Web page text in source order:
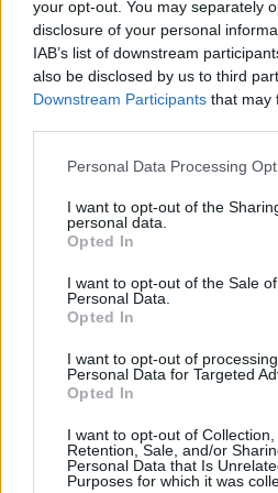
your opt-out. You may separately
disclosure of your personal
IAB’s list of downstream
also be disclosed by us to third
Downstream Participants that may
Personal Data Processing
I want to opt-out of the
personal data.
Opted In
I want to opt-out of the Sale
Personal Data.
Opted In
I want to opt-out of
Personal Data for Targeted
Opted In
I want to opt-out of Collection,
Retention, Sale, and/or
Personal Data that Is
Purposes for which it was
Γιατί οι γάτες ζυμώνουν
17/06/2026 11:45